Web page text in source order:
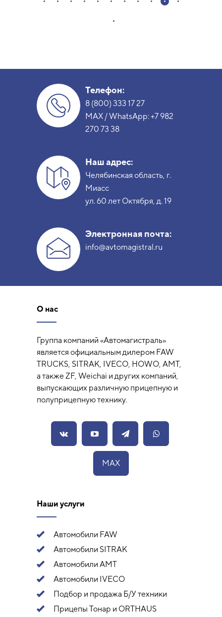
Телефон:
8 (800) 333 17 27
MAX / WhatsApp:+7 982
270 73 38
Наш адрес:
Челябинская область, г.
Миасс
ул. 60 лет Октября, д. 19
Электронная почта:
info@avtomagistral.ru
О нас
Группа компаний «Автомагистраль»
является официальным дилером FAW
TRUCKS, SITRAK, IVECO, HOWO, AMT,
а также ZF, Weichai и других компаний,
выпускающих различную прицепную и
полуприцепную технику.
MAX
Наши услуги
Автомобили FAW
Автомобили SITRAK
Автомобили АМТ
Автомобили IVECO
Подбор и продажа Б/У техники
Прицепы Тонар и ORTHAUS